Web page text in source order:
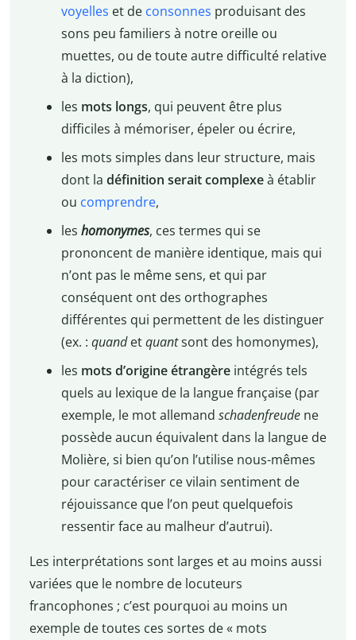
voyelles et de consonnes produisant des
sons peu familiers à notre oreille ou
muettes, ou de toute autre difficulté relative
à la diction),
les mots longs, qui peuvent être plus
difficiles à mémoriser, épeler ou écrire,
les mots simples dans leur structure, mais
dont la définition serait complexeà établir
ou comprendre,
les homonymes, ces termes qui se
prononcent de manière identique, mais qui
n’ont pas le même sens, et qui par
conséquent ont des orthographes
différentes qui permettent de les distinguer
(ex. : quandetquantsont des homonymes),
les mots d’origine étrangèreintégrés tels
quels au lexique de la langue française (par
exemple, le mot allemand schadenfreudene
possède aucun équivalent dans la langue de
Molière, si bien qu’on l’utilise nous-mêmes
pour caractériser ce vilain sentiment de
réjouissance que l’on peut quelquefois
ressentir face au malheur d’autrui).
Les interprétations sont larges et au moins aussi
variées que le nombre de locuteurs
francophones ; c’est pourquoi au moins un
exemple de toutes ces sortes de « mots